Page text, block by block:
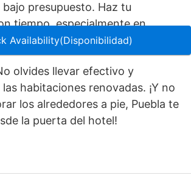
presupuesto. Haz tu
tiempo, especialmente en
olvides llevar efectivo y
habitaciones renovadas. ¡Y no
los alrededores a pie, Puebla te
la puerta del hotel!
Availability(Disponibilidad)